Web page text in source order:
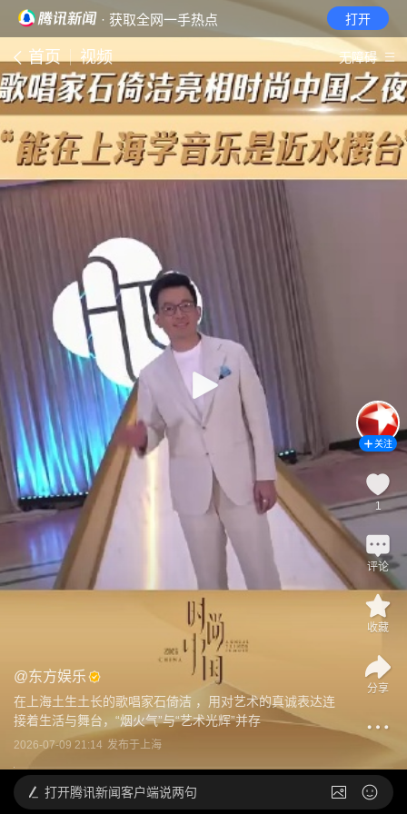
· 获取全网一手热点 打开
首页 视频 无障碍
@东方娱乐
在上海土生土长的歌唱家石倚洁 ，用对艺术的真诚表达连
接着生活与舞台，“烟火气”与“艺术光辉”并存
2026-07-09 21:14 发布于上海
关注
1
评论
收藏
分享
打开腾讯新闻客户端说两句